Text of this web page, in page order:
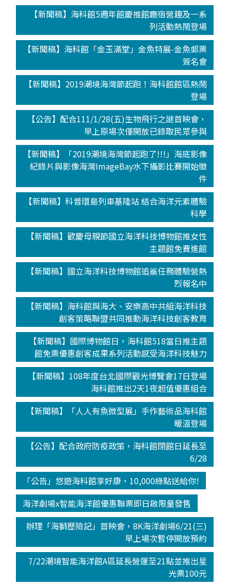
【新聞稿】海科館5週年館慶推館廳宿營趣及一系
列活動熱鬧登場
【新聞稿】海科館「金玉滿堂」金魚特展-金魚郵票
簽名會
【新聞稿】2019潮境海灣節起跑！海科館館區熱鬧
登場
【公告】配合111/1/28(五)生物飛行之謎首映會，
早上原場次僅開放已錄取民眾參與
【新聞稿】「2019潮境海灣節起跑了!!!」海底影像
紀錄片與影像海灣ImageBay水下攝影比賽開始徵
件
【新聞稿】科普環島列車基隆站 結合海洋元素體驗
科學
【新聞稿】歡慶母親節國立海洋科技博物館推女性
主題館免費進館
【新聞稿】國立海洋科技博物館追鯊任務體驗營熱
烈報名中
【新聞稿】海科館與海大、安樂高中共組海洋科技
創客策略聯盟共同推動海洋科技創客教育
【新聞稿】國際博物館日，海科館518當日推主題
館免票優惠創客成果系列活動感受海洋科技魅力
【新聞稿】108年度台北國際觀光博覽會17日登場
海科館推出2天1夜超值優惠組合
【新聞稿】「人人有魚微型展」手作藝術品海科館
暖溫登場
【公告】配合政府防疫政策，海科館閉館日延長至
6/28
「公告」悠遊海科館享好康，10,000綠點送給你!
海洋劇場x智能海洋館優惠聯票即日啟限量發售
辦理「海獅歷險記」首映會，8K海洋劇場6/21(三)
早上場次暫停開放預約
7/22潮境智能海洋館A區延長營運至21點並推出星
光票100元